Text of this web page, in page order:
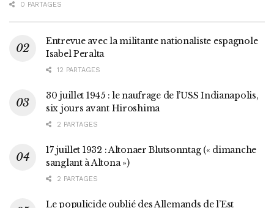
0 PARTAGES
Entrevue avec la militante nationaliste espagnole
Isabel Peralta
12 PARTAGES
30 juillet 1945 : le naufrage de l’USS Indianapolis,
six jours avant Hiroshima
2 PARTAGES
17 juillet 1932 : Altonaer Blutsonntag (« dimanche
sanglant à Altona »)
2 PARTAGES
Le populicide oublié des Allemands de l’Est